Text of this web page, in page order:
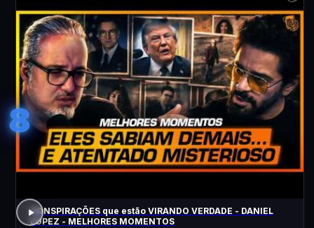
8
CONSPIRAÇÕES que estão VIRANDO VERDADE - DANIEL
LOPEZ - MELHORES MOMENTOS